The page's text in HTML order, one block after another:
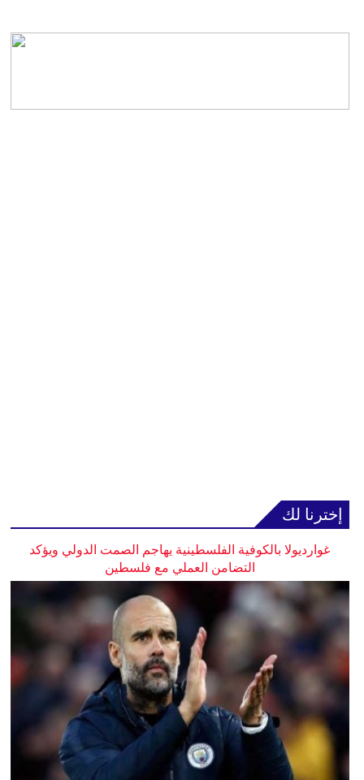
إخترنا لك
غوارديولا بالكوفية الفلسطينية يهاجم الصمت الدولي ويؤكد
التضامن العملي مع فلسطين